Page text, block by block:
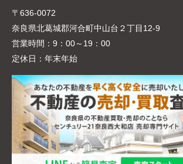
〒636-0072
奈良県北葛城郡河合町中山台２丁目12-9
営業時間： 9：00～19：00
定休日： 年末年始